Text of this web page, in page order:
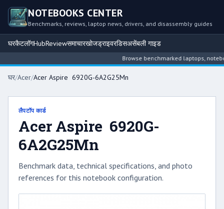
NOTEBOOKS CENTER
Benchmarks, reviews, laptop news, drivers, and disassembly guides
घरकैटलॉगHubReviewसमाचारखोजड्राइवरडिसअसेंबली गाइड
Browse benchmarked laptops,
घर/Acer/Acer Aspire 6920G-6A2G25Mn
लैपटॉप कार्ड
Acer Aspire 6920G-
6A2G25Mn
Benchmark data, technical specifications, and photo
references for this notebook configuration.